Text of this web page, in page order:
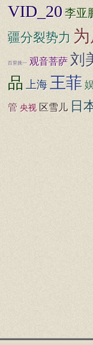
VID_20李亚
疆分裂势力
百里挑一 观音菩萨 刘
品 上海 王菲
管 央视 区雪儿 日